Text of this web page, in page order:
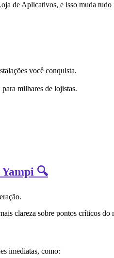
de Aplicativos, e isso muda tudo
você conquista.
milhares de lojistas.
🔍
clareza sobre pontos críticos do
imediatas, como: